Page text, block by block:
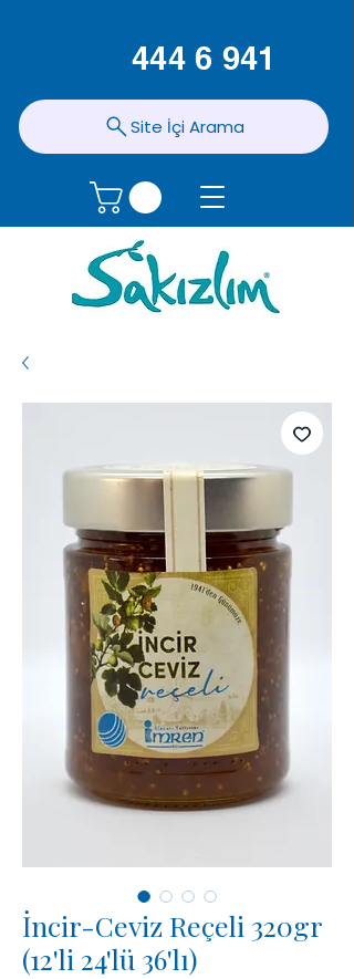
444 6 941
Site İçi Arama
İncir-Ceviz Reçeli 320gr
(12'li 24'lü 36'lı)